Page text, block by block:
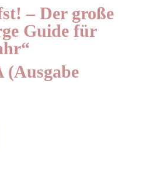
– Der große
Guide für